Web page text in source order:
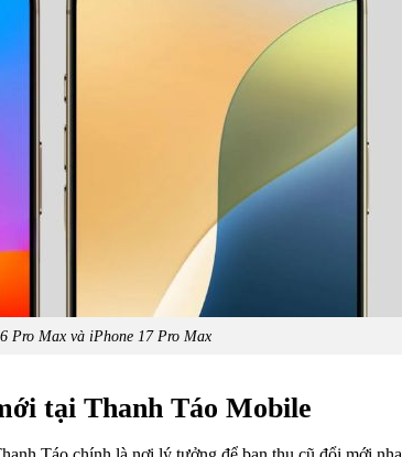
Pro Max và iPhone 17 Pro Max
tại Thanh Táo Mobile